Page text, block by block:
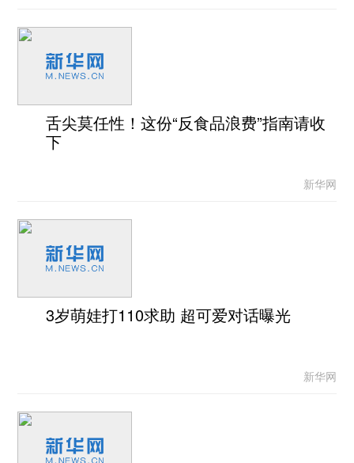
舌尖莫任性！这份“反食品浪费”指南请收
下
新华网
3岁萌娃打110求助 超可爱对话曝光
新华网